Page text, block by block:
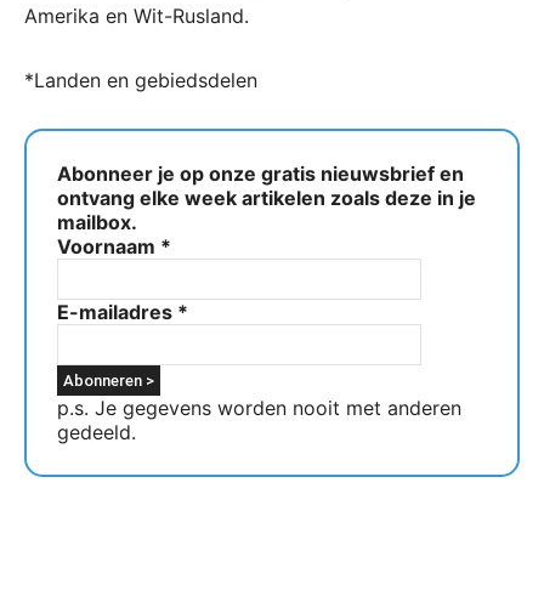
Amerika en Wit-Rusland.
*Landen en gebiedsdelen
Abonneer je op onze gratis nieuwsbrief en
ontvang elke week artikelen zoals deze in je
mailbox.
Voornaam *
E-mailadres *
p.s. Je gegevens worden nooit met anderen
gedeeld.